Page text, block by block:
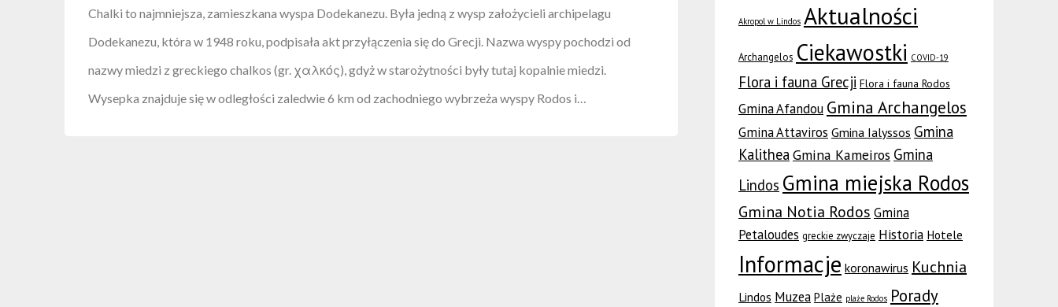
Chalki to najmniejsza, zamieszkana wyspa Dodekanezu. Była jedną z wysp założycieli archipelagu
Dodekanezu, która w 1948 roku, podpisała akt przyłączenia się do Grecji. Nazwa wyspy pochodzi od
nazwy miedzi z greckiego chalkos (gr. χαλκός), gdyż w starożytności były tutaj kopalnie miedzi.
Wysepka znajduje się w odległości zaledwie 6 km od zachodniego wybrzeża wyspy Rodos i…
Akropol w Lindos Aktualności
Archangelos Ciekawostki COVID-19
Flora i fauna Grecji Flora i fauna Rodos
Gmina Afandou Gmina Archangelos
Gmina Attaviros Gmina Ialyssos Gmina
KalitheaGmina Kameiros Gmina
Lindos Gmina miejska Rodos
Gmina Notia Rodos Gmina
Petaloudes greckie zwyczaje Historia Hotele
Informacje koronawirus Kuchnia
Lindos Muzea Plaże plaże Rodos Porady